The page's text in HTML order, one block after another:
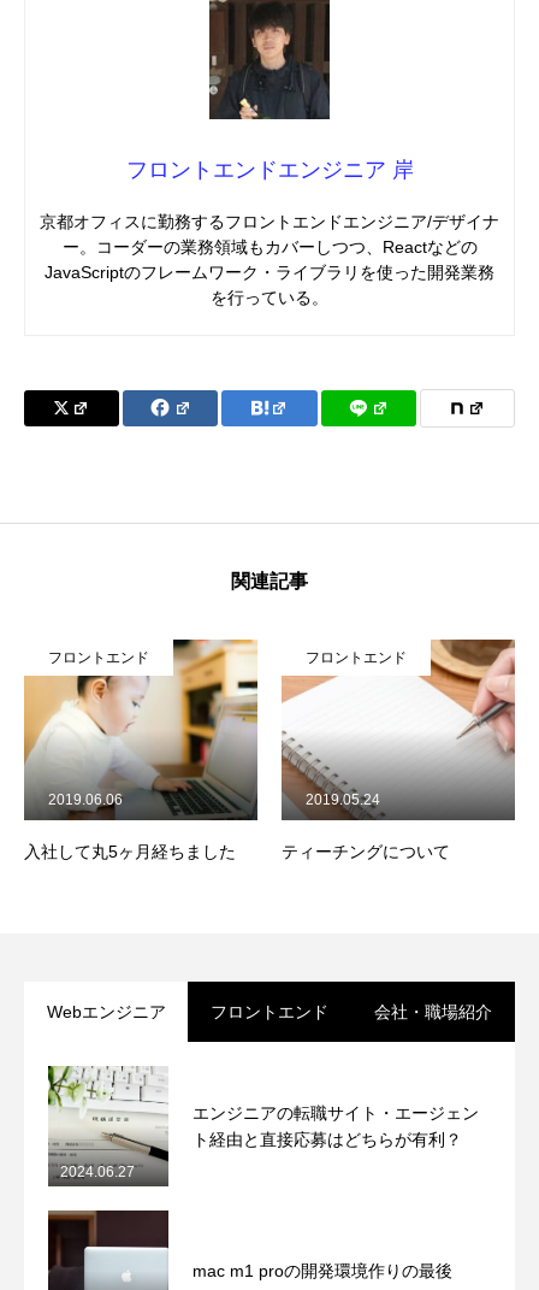
フロントエンドエンジニア 岸
京都オフィスに勤務するフロントエンドエンジニア/デザイナ
ー。コーダーの業務領域もカバーしつつ、Reactなどの
JavaScriptのフレームワーク・ライブラリを使った開発業務
を行っている。
関連記事
フロントエンド
入社して丸5ヶ月経ちました
2019.06.06
フロントエンド
ティーチングについて
2019.05.24
Webエンジニア フロントエンド 会社・職場紹介
エンジニアの転職サイト・エージェン
ト経由と直接応募はどちらが有利？
2024.06.27
mac m1 proの開発環境作りの最後